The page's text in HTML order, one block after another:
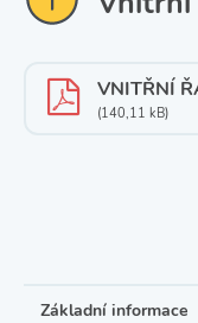
VNITŘNÍ
(140,11 kB)
Základní informace